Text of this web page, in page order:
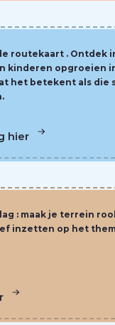
routekaart . Ontdek
kinderen opgroeien
het betekent als die
hier
: maak je terrein
inzetten op het